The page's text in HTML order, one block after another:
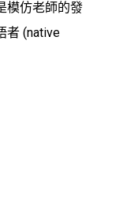
模仿老師的發
者 (native